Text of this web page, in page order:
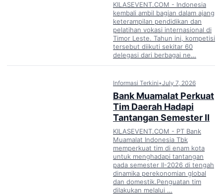
KILASEVENT.COM - Indonesia
kembali ambil bagian dalam ajang
keterampilan pendidikan dan
pelatihan vokasi internasional di
Timor Leste. Tahun ini, kompetisi
tersebut diikuti sekitar 60
delegasi dari berbagai ne…
Informasi Terkini•July 7, 2026
Bank Muamalat Perkuat
Tim Daerah Hadapi
Tantangan Semester II
KILASEVENT.COM - PT Bank
Muamalat Indonesia Tbk
memperkuat tim di enam kota
untuk menghadapi tantangan
pada semester II-2026 di tengah
dinamika perekonomian global
dan domestik.Penguatan tim
dilakukan melalui …